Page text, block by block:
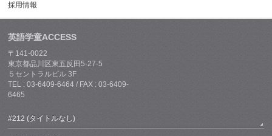
採用情報
英語学童ACCESS
〒141-0022
東京都品川区東五反田5-27-5
５セントラルビル 3F
TEL : 03-6409-6464 / FAX : 03-6409-
6465
#212 (タイトルなし)